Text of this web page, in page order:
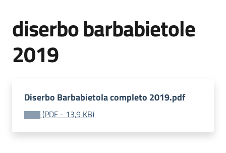
Novità
Servizi
bandi
diserbo barbabietole
2019
Diserbo Barbabietola completo 2019.pdf
(PDF - 13,9 KB)